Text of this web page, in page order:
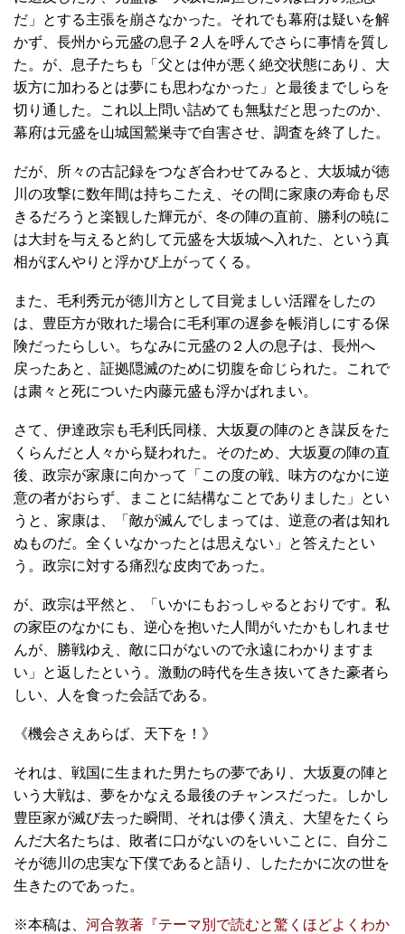
だ」とする主張を崩さなかった。それでも幕府は疑いを解
かず、長州から元盛の息子２人を呼んでさらに事情を質し
た。が、息子たちも「父とは仲が悪く絶交状態にあり、大
坂方に加わるとは夢にも思わなかった」と最後までしらを
切り通した。これ以上問い詰めても無駄だと思ったのか、
幕府は元盛を山城国鷲巣寺で自害させ、調査を終了した。
だが、所々の古記録をつなぎ合わせてみると、大坂城が徳
川の攻撃に数年間は持ちこたえ、その間に家康の寿命も尽
きるだろうと楽観した輝元が、冬の陣の直前、勝利の暁に
は大封を与えると約して元盛を大坂城へ入れた、という真
相がぼんやりと浮かび上がってくる。
また、毛利秀元が徳川方として目覚ましい活躍をしたの
は、豊臣方が敗れた場合に毛利軍の遅参を帳消しにする保
険だったらしい。ちなみに元盛の２人の息子は、長州へ
戻ったあと、証拠隠滅のために切腹を命じられた。これで
は粛々と死についた内藤元盛も浮かばれまい。
さて、伊達政宗も毛利氏同様、大坂夏の陣のとき謀反をた
くらんだと人々から疑われた。そのため、大坂夏の陣の直
後、政宗が家康に向かって「この度の戦、味方のなかに逆
意の者がおらず、まことに結構なことでありました」とい
うと、家康は、「敵が滅んでしまっては、逆意の者は知れ
ぬものだ。全くいなかったとは思えない」と答えたとい
う。政宗に対する痛烈な皮肉であった。
が、政宗は平然と、「いかにもおっしゃるとおりです。私
の家臣のなかにも、逆心を抱いた人間がいたかもしれませ
んが、勝戦ゆえ、敵に口がないので永遠にわかりますま
い」と返したという。激動の時代を生き抜いてきた豪者ら
しい、人を食った会話である。
《機会さえあらば、天下を！》
それは、戦国に生まれた男たちの夢であり、大坂夏の陣と
いう大戦は、夢をかなえる最後のチャンスだった。しかし
豊臣家が滅び去った瞬間、それは儚く潰え、大望をたくら
んだ大名たちは、敗者に口がないのをいいことに、自分こ
そが徳川の忠実な下僕であると語り、したたかに次の世を
生きたのであった。
※本稿は、 河合敦著『テーマ別で読むと驚くほどよくわか